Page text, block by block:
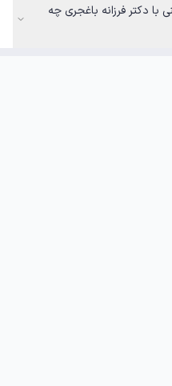
اولین نوبت خالی برای رزرو مشاوره تلفنی با دکتر فرزانه باغجری چه